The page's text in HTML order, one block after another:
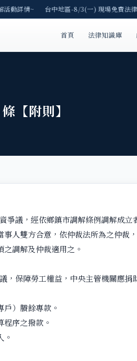
動詳情~ 台中地區-8/3(一) 現場免費法
首頁 法律知識庫
【附則】
爭議，經依鄉鎮市調解條例調解成立
事人雙方合意，依仲裁法所為之仲裁
調解及仲裁適用之。
，保障勞工權益，中央主管機關應捐
）賸餘專款。
程序之撥款。
。